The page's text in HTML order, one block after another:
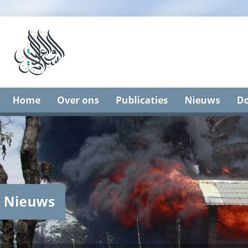
Home Over ons Publicaties Nieuws
Nieuws